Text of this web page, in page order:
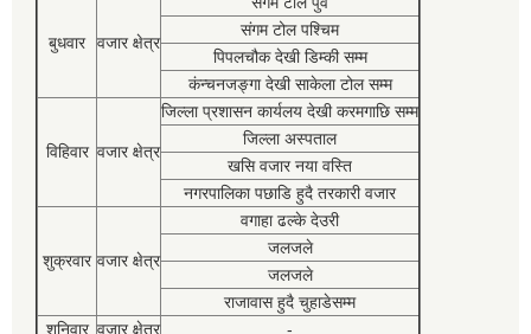
बुधवार वजार क्षेत्र
संगम टोल पश्चिम
पिपलचौक देखी डिम्की सम्म
कंन्चनजङ्गा देखी साकेला टोल सम्म
विहिवार वजार क्षेत्र
जिल्ला प्रशासन कार्यलय देखी करमगाछि सम्म
जिल्ला अस्पताल
खसि वजार नया वस्ति
नगरपालिका पछाडि हुदै तरकारी वजार
शुक्रवार वजार क्षेत्र
वगाहा ढल्के देउरी
जलजले
जलजले
राजावास हुदै चुहाडेसम्म
शनिवार वजार क्षेत्र -